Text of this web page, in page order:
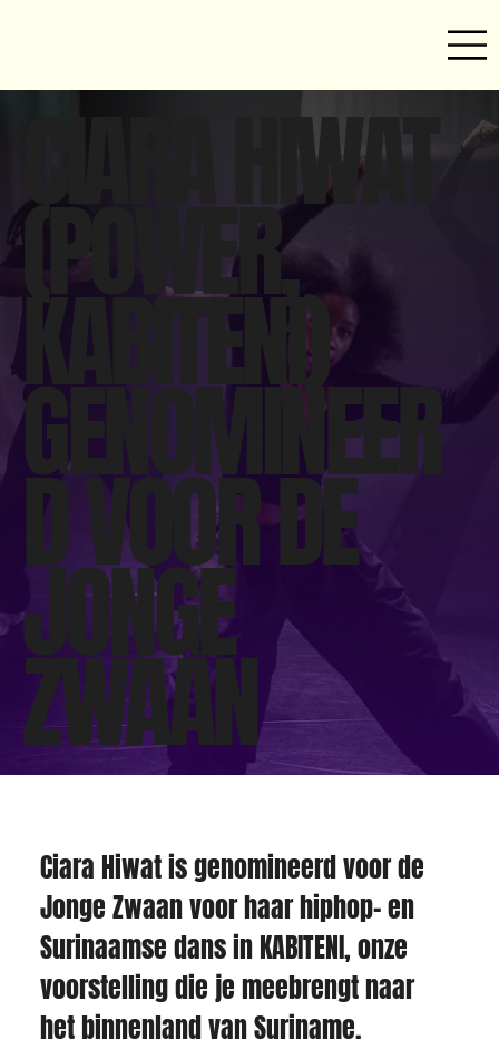
CIARA HIWAT
(POWER,
KABITENI)
GENOMINEER
D VOOR DE
JONGE
ZWAAN
Ciara Hiwat is genomineerd voor de
Jonge Zwaan voor haar hiphop- en
Surinaamse dans in KABITENI, onze
voorstelling die je meebrengt naar
het binnenland van Suriname.